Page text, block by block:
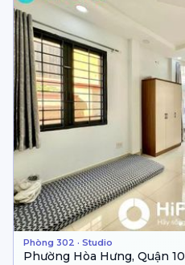
Phòng 302 · Studio
Phường Hòa Hưng, Quận 10